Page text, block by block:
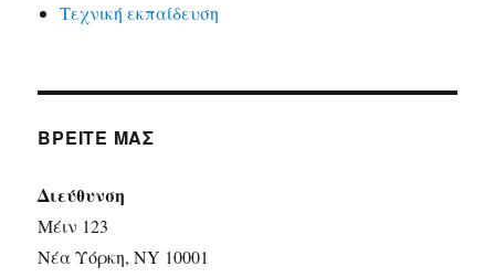
Τεχνική εκπαίδευση
ΒΡΕΊΤΕ ΜΑΣ
Διεύθυνση
Μέιν 123
Νέα Υόρκη, NY 10001